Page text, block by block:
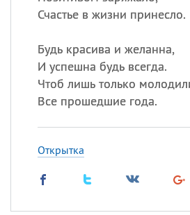
Счастье в жизни принесло.
Будь красива и желанна,
И успешна будь всегда.
Чтоб лишь только
Все прошедшие года.
Открытка
Сегодня
Герман